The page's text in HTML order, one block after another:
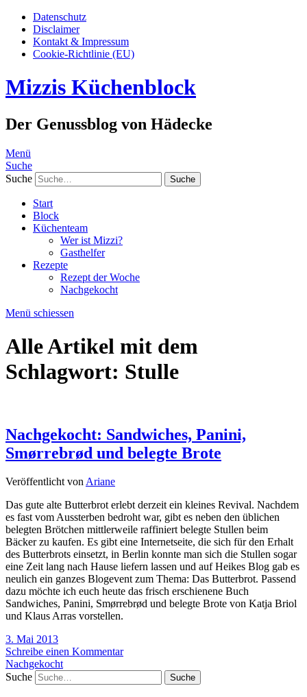
Datenschutz
Disclaimer
Kontakt & Impressum
Cookie-Richtlinie (EU)
Mizzis Küchenblock
Der Genussblog von Hädecke
Menü
Suche
Suche
Start
Block
Küchenteam
Wer ist Mizzi?
Gasthelfer
Rezepte
Rezept der Woche
Nachgekocht
Menü schiessen
Alle Artikel mit dem
Schlagwort: Stulle
Nachgekocht: Sandwiches, Panini,
Smørrebrød und belegte Brote
Veröffentlicht vonAriane
Das gute alte Butterbrot erlebt derzeit ein kleines Revival. Nachdem
es fast vom Aussterben bedroht war, gibt es neben den üblichen
belegten Brötchen mittlerweile raffiniert belegte Stullen beim
Bäcker zu kaufen. Es gibt eine Internetseite, die sich für den Erhalt
des Butterbrots einsetzt, in Berlin konnte man sich die Stullen sogar
eine Zeit lang nach Hause liefern lassen und auf Heikes Blog gab es
neulich ein ganzes Blogevent zum Thema: Das Butterbrot. Passend
dazu möchte ich euch heute das frisch erschienene Buch
Sandwiches, Panini, Smørrebrød und belegte Brote von Katja Briol
und Klaus Arras vorstellen.
3. Mai 2013
Schreibe einen Kommentar
Nachgekocht
Suche